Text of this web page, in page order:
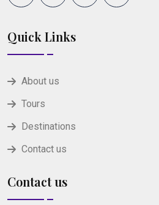
Quick Links
About us
Tours
Destinations
Contact us
Contact us